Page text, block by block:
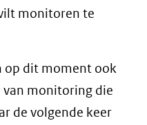
monitoren te
op dit moment ook
van monitoring die
de volgende keer